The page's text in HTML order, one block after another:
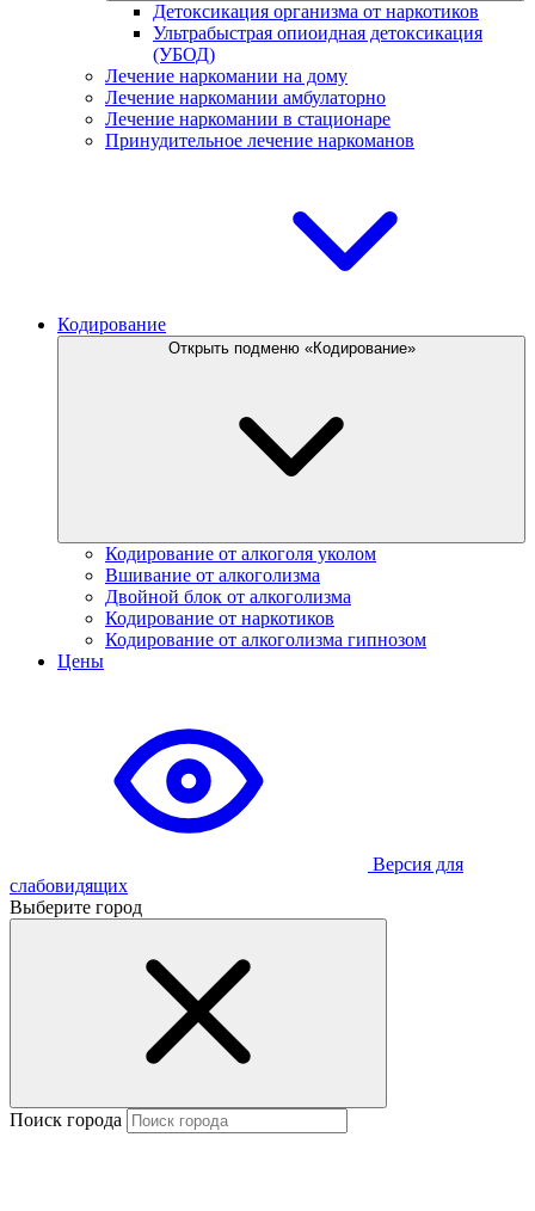
Детоксикация организма от наркотиков
Ультрабыстрая опиоидная детоксикация
(УБОД)
Лечение наркомании на дому
Лечение наркомании амбулаторно
Лечение наркомании в стационаре
Принудительное лечение наркоманов
Кодирование
Открыть подменю «Кодирование»
Кодирование от алкоголя уколом
Вшивание от алкоголизма
Двойной блок от алкоголизма
Кодирование от наркотиков
Кодирование от алкоголизма гипнозом
Цены
Версия для
слабовидящих
Выберите город
Поиск города